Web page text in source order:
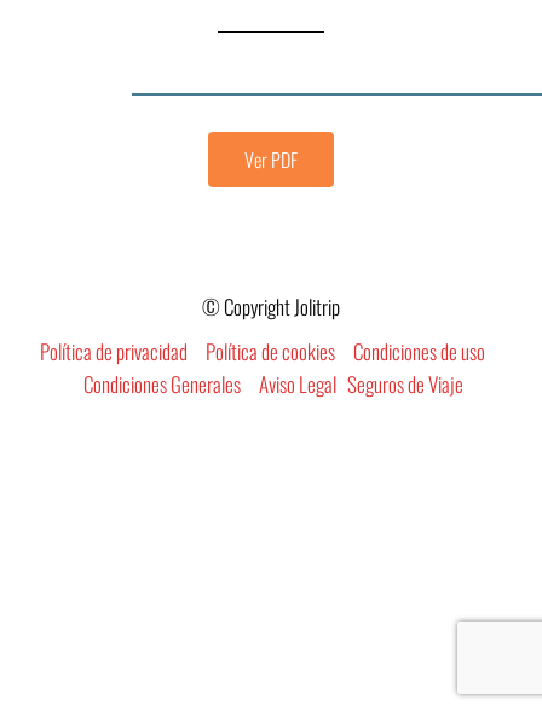
Ver PDF
© Copyright Jolitrip
Política de privacidad
Política de cookies
Condiciones de uso
Condiciones Generales
Aviso Legal Seguros de Viaje